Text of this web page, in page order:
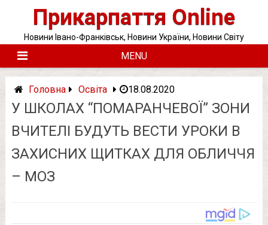
Прикарпаття Online
Новини Івано-Франківськ, Новини України, Новини Світу
MENU
Головна Освіта 18.08.2020
У ШКОЛАХ “ПОМАРАНЧЕВОЇ” ЗОНИ
ВЧИТЕЛІ БУДУТЬ ВЕСТИ УРОКИ В
ЗАХИСНИХ ЩИТКАХ ДЛЯ ОБЛИЧЧЯ
– МОЗ